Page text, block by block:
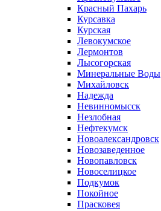
Красный Пахарь
Курсавка
Курская
Левокумское
Лермонтов
Лысогорская
Минеральные Воды
Михайловск
Надежда
Невинномысск
Незлобная
Нефтекумск
Новоалександровск
Новозаведенное
Новопавловск
Новоселицкое
Подкумок
Покойное
Прасковея